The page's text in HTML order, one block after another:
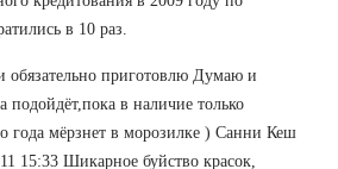
в 10 раз.
обязательно приготовлю Думаю и
подойдёт,пока в наличие только
года мёрзнет в морозилке ) Санни Кеш
15:33 Шикарное буйство красок,